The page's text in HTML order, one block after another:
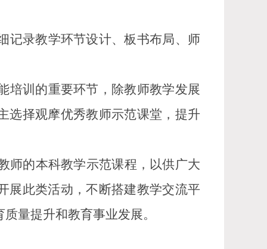
记录教学环节设计、板书布局、师
培训的重要环节，除教师教学发展
选择观摩优秀教师示范课堂，提升
师的本科教学示范课程，以供广大
展此类活动，不断搭建教学交流平
量提升和教育事业发展。